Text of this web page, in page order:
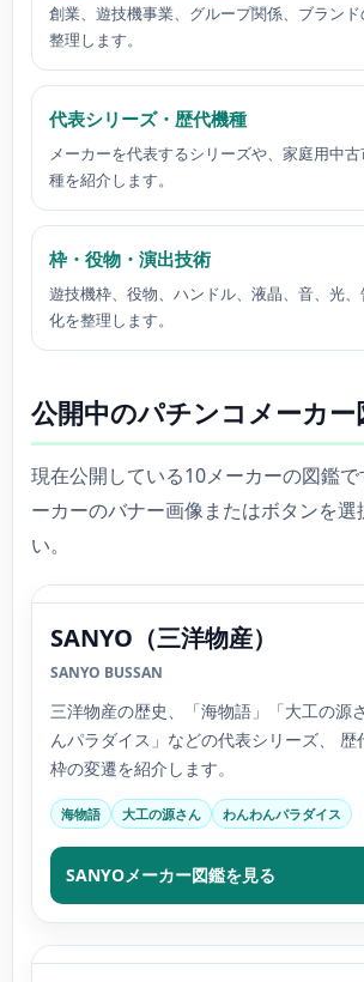
創業、遊技機事業、グループ関係、ブラン
整理します。
代表シリーズ・歴代機種
メーカーを代表するシリーズや、家庭用中
種を紹介します。
枠・役物・演出技術
遊技機枠、役物、ハンドル、液晶、音、光
化を整理します。
公開中のパチンコメーカー
現在公開している10メーカーの図鑑で
ーカーのバナー画像またはボタンを選
い。
SANYO（三洋物産）
SANYO BUSSAN
三洋物産の歴史、「海物語」「大工の源
んパラダイス」などの代表シリーズ、 歴
枠の変遷を紹介します。
海物語 大工の源さん わんわんパラダイス
SANYOメーカー図鑑を見る